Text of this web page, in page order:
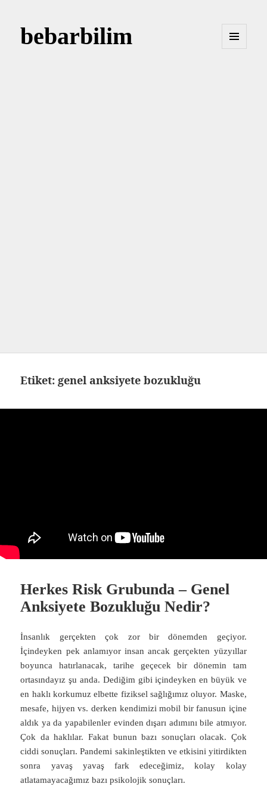
bebarbilim
Etiket: genel anksiyete bozukluğu
Herkes Risk Grubunda – Genel
Anksiyete Bozukluğu Nedir?
İnsanlık gerçekten çok zor bir dönemden geçiyor.
İçindeyken pek anlamıyor insan ancak gerçekten yüzyıllar
boyunca hatırlanacak, tarihe geçecek bir dönemin tam
ortasındayız şu anda. Dediğim gibi içindeyken en büyük ve
en haklı korkumuz elbette fiziksel sağlığımız oluyor. Maske,
mesafe, hijyen vs. derken kendimizi mobil bir fanusun içine
aldık ya da yapabilenler evinden dışarı adımını bile atmıyor.
Çok da haklılar. Fakat bunun bazı sonuçları olacak. Çok
ciddi sonuçları. Pandemi sakinleştikten ve etkisini yitirdikten
sonra yavaş yavaş fark edeceğimiz, kolay kolay
atlatamayacağımız bazı psikolojik sonuçları.